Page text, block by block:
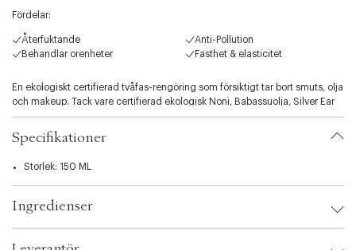
.
v
a
a
t
i
o
.
l
Fördelar:
Återfuktande
Anti-Pollution
Behandlar orenheter
Fasthet & elasticitet
En ekologiskt certifierad tvåfas-rengöring som försiktigt tar bort smuts, olja
och makeup. Tack vare certifierad ekologisk Noni, Babassuolja, Silver Ear
Mushroom och Äpplefröolja rengör den huden samtidigt som den ger
BABASSUOLJA
Rik på essentiella fettsyror och antioxidanter som ger näring och mjukgör
huden
Innehåller kraftulla emollienta fördelar som lugnar och mjukgör huden
Innehåller antibakteriella och anti-inflammatoriska fördelar
Specifikationer
Storlek: 150 ML
Ingredienser